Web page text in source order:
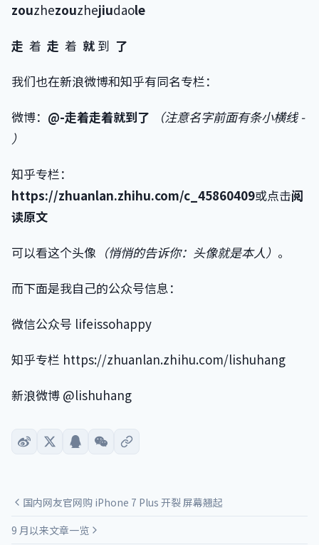
zouzhezouzhejiudaole
走 着 走 着 就 到 了
我们也在新浪微博和知乎有同名专栏：
微博： @-走着走着就到了
（注意名字前面有条小横线 -
）
知乎专栏：
https://zhuanlan.zhihu.com/c_45860409或点击阅
读原文
可以看这个头像 （悄悄的告诉你：头像就是本人） 。
而下面是我自己的公众号信息：
微信公众号 lifeissohappy
知乎专栏 https://zhuanlan.zhihu.com/lishuhang
新浪微博 @lishuhang
国内网友官网购 iPhone 7 Plus 开裂 屏幕翘起
9 月以来文章一览